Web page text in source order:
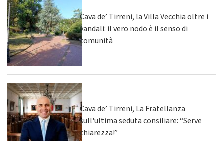
Cava de’ Tirreni, la Villa Vecchia oltre i
vandali: il vero nodo è il senso di
comunità
Cava de’ Tirreni, La Fratellanza
sull'ultima seduta consiliare: “Serve
chiarezza!”